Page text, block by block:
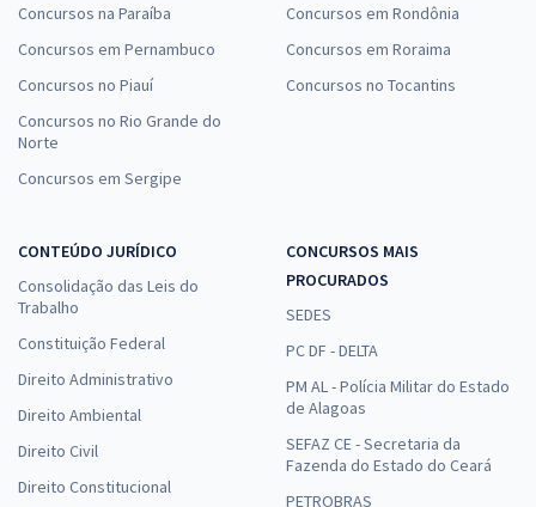
Concursos na Paraíba
Concursos em Pernambuco
Concursos no Piauí
Concursos no Rio Grande do
Norte
Concursos em Sergipe
Concursos em Rondônia
Concursos em Roraima
Concursos no Tocantins
CONTEÚDO JURÍDICO
Consolidação das Leis do
Trabalho
Constituição Federal
Direito Administrativo
Direito Ambiental
Direito Civil
Direito Constitucional
CONCURSOS MAIS
PROCURADOS
SEDES
PC DF - DELTA
PM AL - Polícia Militar do Estado
de Alagoas
SEFAZ CE - Secretaria da
Fazenda do Estado do Ceará
PETROBRAS